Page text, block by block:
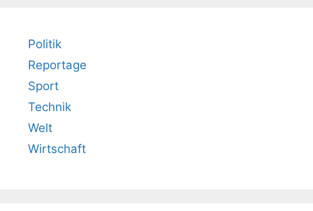
Politik
Reportage
Sport
Technik
Welt
Wirtschaft